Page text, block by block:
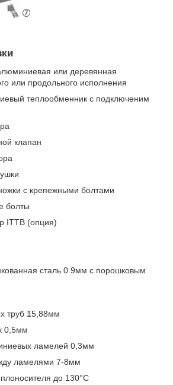
или деревянная
или продольного исполнения
теплообменник с подключеним
клапан
с крепежными болтами
болты
ITTB (опция)
сталь 0.9мм с порошковым
труб 15,88мм
0,5мм
ламелей 0,3мм
ламелями 7-8мм
до 130°C